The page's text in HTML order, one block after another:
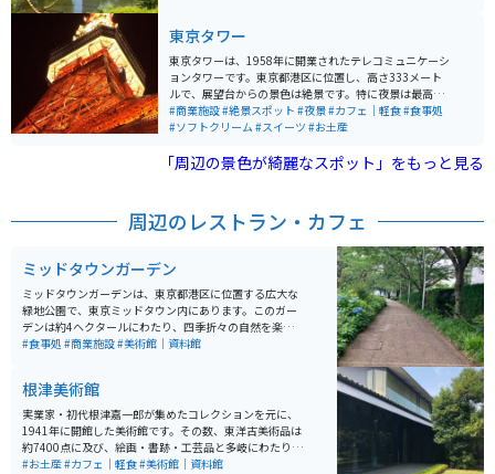
には桜、秋には紅葉が見事で、特に桜の季節には多くの
観光客が訪れます。夜にはライトアップされ、幻想的な
雰囲気が漂います。 また、毛利庭園は周囲の商業施設と
融合しており、庭園散策の後には六本木ヒルズ内のショ
ッピングやレストランを楽しむこともできます。庭園は
入場無料で、休憩スポットとしても利用しやすいのが魅
と便利な立地にあります。
東京タワー
東京タワーは、1958年に開業されたテレコミュニケーシ
ョンタワーです。東京都港区に位置し、高さ333メート
ルで、展望台からの景色は絶景です。特に夜景は最高で
す。近くにはカフェや軽食のできる場所もあり、一日中
楽しめます。
#商業施設#絶景スポット #夜景#カフェ｜軽食#食事処
#ソフトクリーム#スイーツ #お土産
「周辺の景色が綺麗なスポット」をもっと見る
周辺のレストラン・カフェ
ミッドタウンガーデン
ミッドタウンガーデンは、東京都港区に位置する広大な
緑地公園で、東京ミッドタウン内にあります。このガー
デンは約4ヘクタールにわたり、四季折々の自然を楽し
むことができるオアシスとして、多くの観光客に親しま
ン」の4つのゾーンに分かれており、それぞれが異なる
景観と雰囲気を提供しています。特に、桜やツツジ、ア
ヤメなどの花が咲き誇る季節には、多くの訪問者で賑わ
います。 園内にはベンチや休憩スペースも充実してお
り、のんびりと過ごすことができます。さらに、無線LA
#食事処 #商業施設#美術館｜資料館
根津美術館
実業家・初代根津嘉一郎が集めたコレクションを元に、
1941年に開館した美術館です。その数、東洋古美術品は
約7400点に及び、絵画・書跡・工芸品と多岐にわたりま
す。特に茶道具と仏教美術の内容が豊かで、毎年7～8
#お土産#カフェ｜軽食#美術館｜資料館